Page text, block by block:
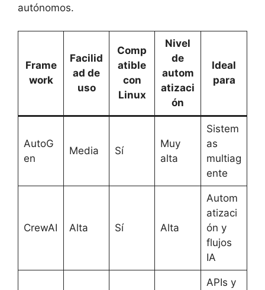
autónomos.
Frame
work
Facilid
ad de
uso
Comp
atible
con
Linux
Nivel
de
autom
atizaci
ón
Ideal
para
AutoG
en
Media Sí
Muy
alta
Sistem
as
multiag
ente
CrewAI Alta Sí Alta
Autom
atizaci
ón y
flujos
IA
APIs y